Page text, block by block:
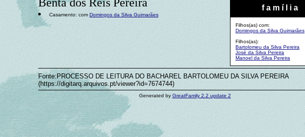
f a m í l i a
Filhos(as) com:
Domingos da Silva Guimarães
Filhos(as):
Bartolomeu da Silva Pereira
José da Silva Pereira
Manoel da Silva Pereira
Casamento: com Domingos da Silva Guimarães
Fonte:PROCESSO DE LEITURA DO BACHAREL BARTOLOMEU DA SILVA PEREIRA
(https://digitarq.arquivos.pt/viewer?id=7674744)
Generated by GreatFamily 2.2 update 2